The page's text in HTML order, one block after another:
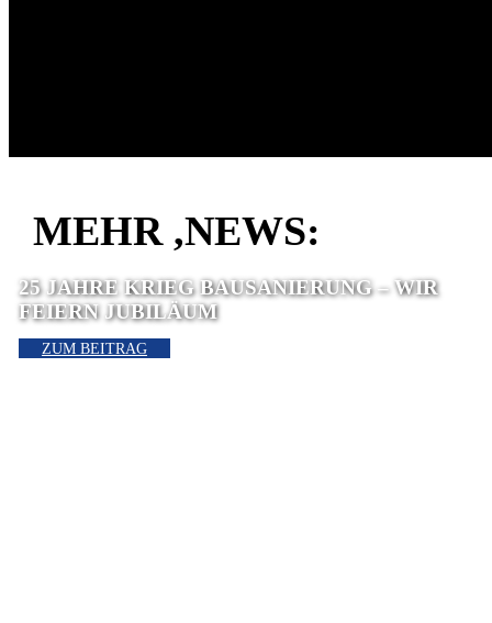
MEHR ,NEWS:
25 JAHRE KRIEG BAUSANIERUNG – WIR
FEIERN JUBILÄUM
ZUM BEITRAG